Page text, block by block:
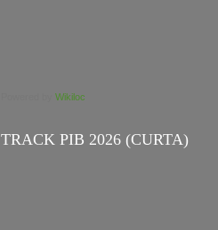
Wikiloc
TRACK PIB 2026 (CURTA)